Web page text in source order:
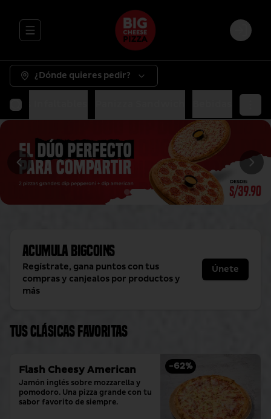
Abrir menu de navegación Login
¿Dónde quieres pedir?
Tus Infaltables
Acumula BigCoins
Regístrate, gana puntos con tus
compras y canjealos por productos y
más
Únete
Tus clásicas favoritas
-62%
Flash Cheesy American
Jamón inglés sobre mozzarella y
pomodoro. Una pizza grande con tu
sabor favorito de siempre.